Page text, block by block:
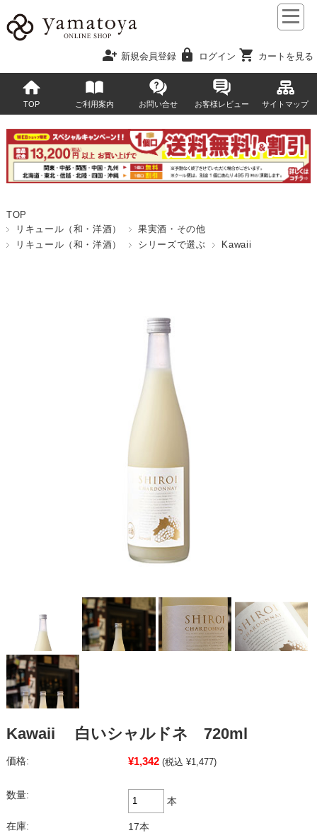
person_add 新規会員登録 lock ログイン shopping_cart カートを見る
TOP ご利用案内 お問い合せ お客様レビュー サイトマップ
TOP
リキュール（和・洋酒）
果実酒・その他
リキュール（和・洋酒）
シリーズで選ぶ Kawaii
Kawaii 白いシャルドネ 720ml
価格: ¥1,342 (税込 ¥1,477)
数量:
本
在庫: 17本